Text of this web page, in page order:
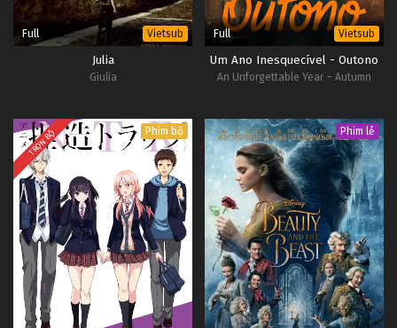
Full Vietsub
Julia
Giulia
Full Vietsub
Um Ano Inesquecível - Outono
An Unforgettable Year – Autumn
TRỌN BỘ Phim bộ Phim lẻ